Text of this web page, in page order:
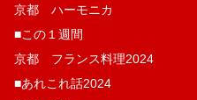
京都 ハーモニカ
■この１週間
京都 フランス料理2024
■あれこれ話2024